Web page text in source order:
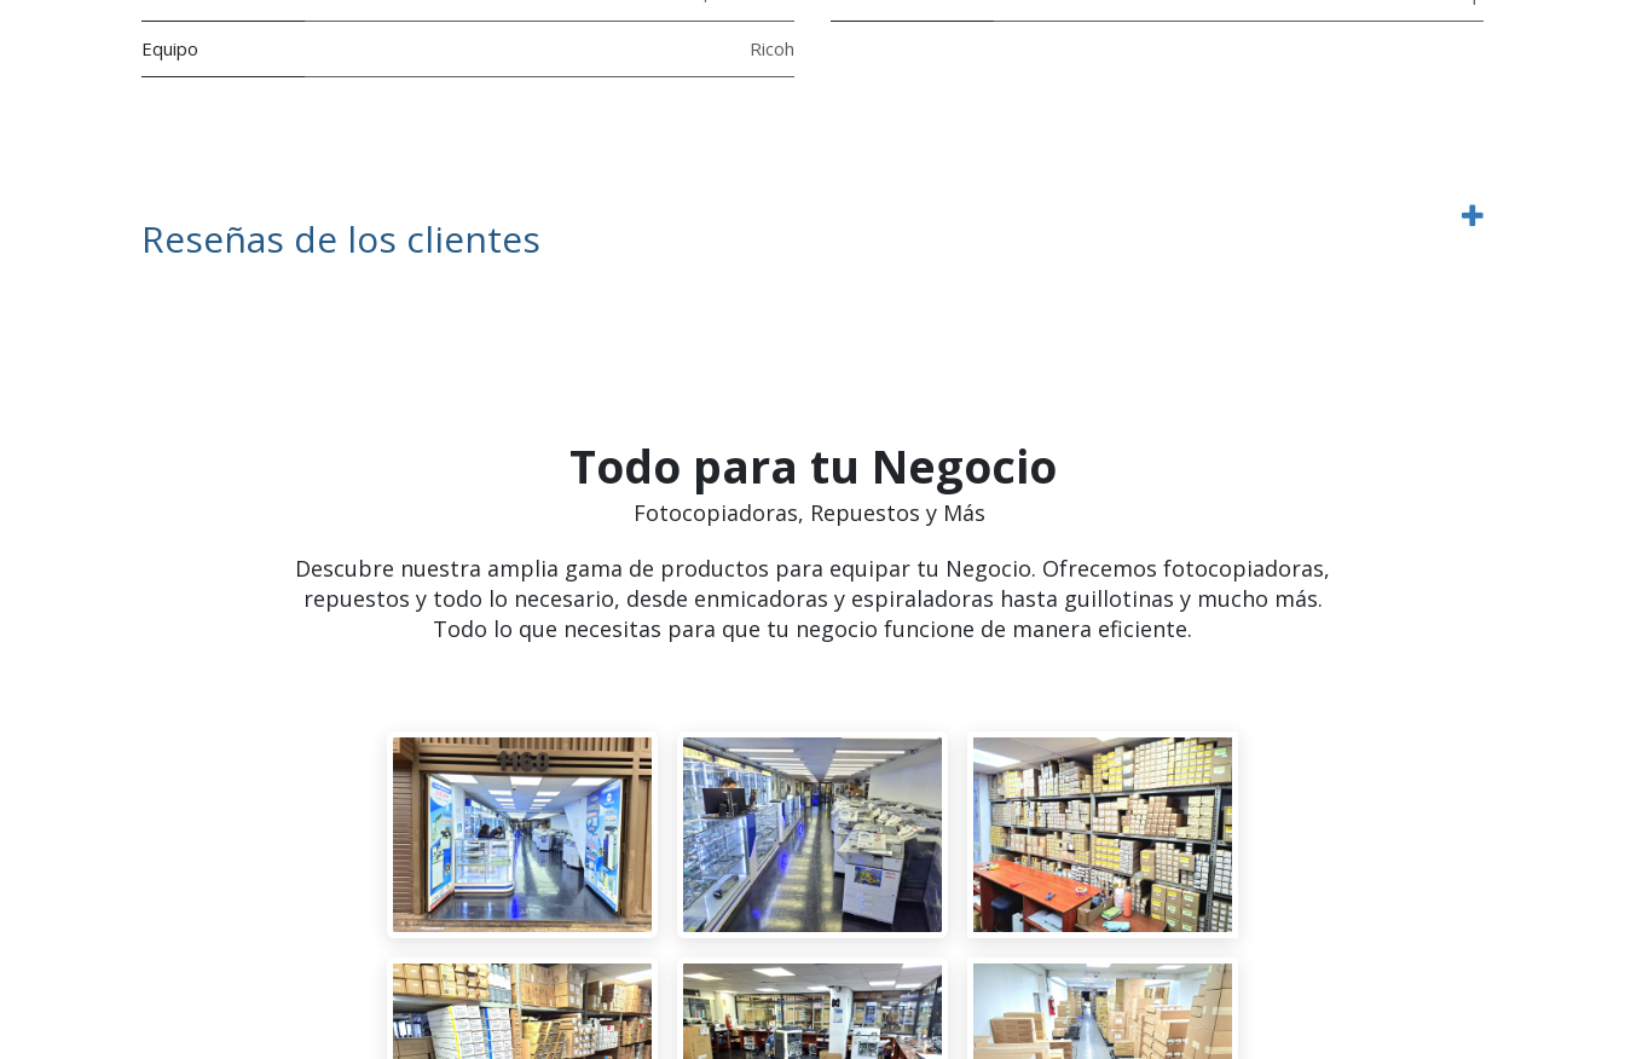
Equipo Ricoh
Reseñas de los clientes
Todo para tu Negocio
Fotocopiadoras, Repuestos y Más
Descubre nuestra amplia gama de productos para equipar tu Negocio. Ofrecemos fotocopiadoras,
repuestos y todo lo necesario, desde enmicadoras y espiraladoras hasta guillotinas y mucho más.
Todo lo que necesitas para que tu negocio funcione de manera eficiente.